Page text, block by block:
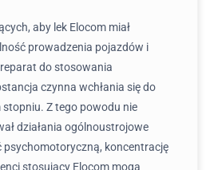
aby lek Elocom miał
prowadzenia pojazdów i
do stosowania
czynna wchłania się do
Z tego powodu nie
działania ogólnoustrojowe
psychomotoryczną, koncentrację
stosujący Elocom mogą